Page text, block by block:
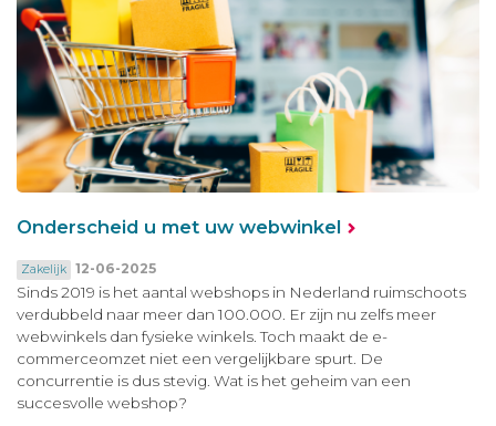
Onderscheid u met uw webwinkel
Zakelijk 12-06-2025
Sinds 2019 is het aantal webshops in Nederland ruimschoots
verdubbeld naar meer dan 100.000. Er zijn nu zelfs meer
webwinkels dan fysieke winkels. Toch maakt de e-
commerceomzet niet een vergelijkbare spurt. De
concurrentie is dus stevig. Wat is het geheim van een
succesvolle webshop?